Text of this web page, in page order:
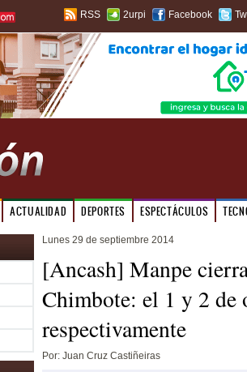
RSS 2urpi Facebook
ACTUALIDAD DEPORTES ESPECTÁCULOS
Lunes 29 de septiembre 2014
[Ancash] Manpe
Chimbote: el 1 y 2 de
respectivamente
Por: Juan Cruz Castiñeiras